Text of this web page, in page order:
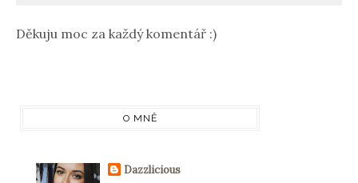
Děkuju moc za každý komentář :)
O MNĚ
Dazzlicious